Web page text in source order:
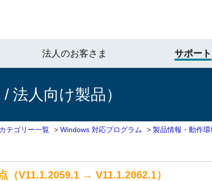
法人のお客さま サポート
人向け製品）
テゴリー一覧 > Windows 対応プログラム > 製品情報・動作環
V11.1.2059.1 → V11.1.2062.1）